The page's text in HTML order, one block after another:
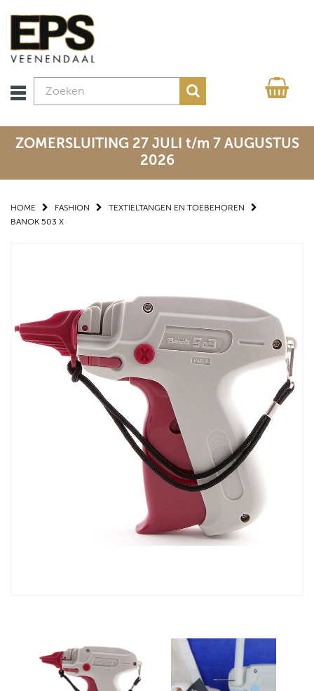
ZOMERSLUITING 27 JULI t/m 7 AUGUSTUS
2026
HOME FASHION
TEXTIELTANGEN EN TOEBEHOREN
BANOK 503 X